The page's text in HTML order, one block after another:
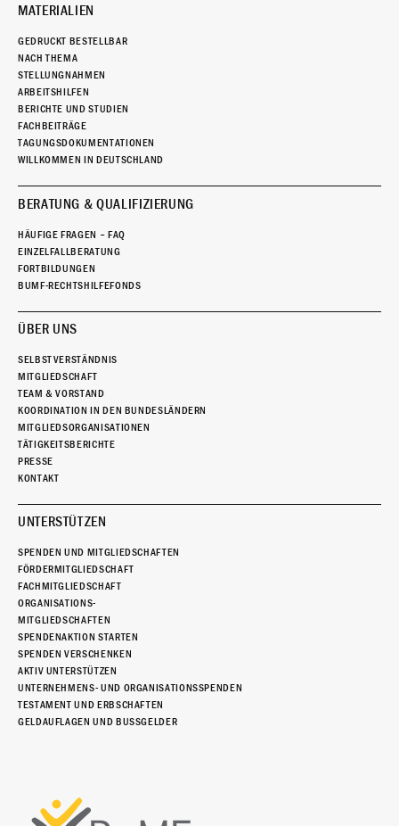
MATERIALIEN
GEDRUCKT BESTELLBAR
NACH THEMA
STELLUNGNAHMEN
ARBEITSHILFEN
BERICHTE UND STUDIEN
FACHBEITRÄGE
TAGUNGSDOKUMENTATIONEN
WILLKOMMEN IN DEUTSCHLAND
BERATUNG & QUALIFIZIERUNG
HÄUFIGE FRAGEN – FAQ
EINZELFALLBERATUNG
FORTBILDUNGEN
BUMF-RECHTSHILFEFONDS
ÜBER UNS
SELBSTVERSTÄNDNIS
MITGLIEDSCHAFT
TEAM & VORSTAND
KOORDINATION IN DEN BUNDESLÄNDERN
MITGLIEDSORGANISATIONEN
TÄTIGKEITSBERICHTE
PRESSE
KONTAKT
UNTERSTÜTZEN
SPENDEN UND MITGLIEDSCHAFTEN
FÖRDERMITGLIEDSCHAFT
FACHMITGLIEDSCHAFT
ORGANISATIONS-
MITGLIEDSCHAFTEN
SPENDENAKTION STARTEN
SPENDEN VERSCHENKEN
AKTIV UNTERSTÜTZEN
UNTERNEHMENS- UND ORGANISATIONSSPENDEN
TESTAMENT UND ERBSCHAFTEN
GELDAUFLAGEN UND BUSSGELDER